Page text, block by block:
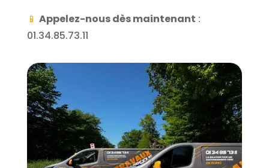
📱 Appelez-nous dès maintenant :
01.34.85.73.11